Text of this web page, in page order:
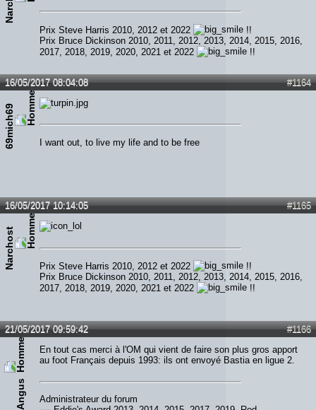
Prix Steve Harris 2010, 2012 et 2022
!!
Prix Bruce Dickinson 2010, 2011, 2012, 2013, 2014, 2015, 2016,
2017, 2018, 2019, 2020, 2021 et 2022
!!
#1164
16/05/2017 08:04:08
69mich69 I want out, to live my life and to be free
#1165
16/05/2017 10:14:05
Narchost Prix Steve Harris 2010, 2012 et 2022
!!
Prix Bruce Dickinson 2010, 2011, 2012, 2013, 2014, 2015, 2016,
2017, 2018, 2019, 2020, 2021 et 2022
!!
#1166
21/05/2017 09:59:42
Angus
En tout cas merci à l'OM qui vient de faire son plus gros apport
au foot Français depuis 1993: ils ont envoyé Bastia en ligue 2.
Administrateur du forum